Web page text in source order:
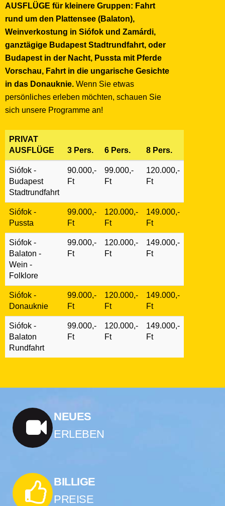
AUSFLÜGE für kleinere Gruppen: Fahrt
rund um den Plattensee (Balaton),
Weinverkostung in Siófok und Zamárdi,
ganztägige Budapest Stadtrundfahrt, oder
Budapest in der Nacht, Pussta mit Pferde
Vorschau, Fahrt in die ungarische Gesichte
in das Donauknie. Wenn Sie etwas
persönliches erleben möchten, schauen Sie
sich unsere Programme an!
PRIVAT
AUSFLÜGE
3 Pers. 6 Pers. 8 Pers.
Siófok -
Budapest
Stadtrundfahrt
90.000,-
Ft
99.000,-
Ft
120.000,-
Ft
Siófok -
Pussta
99.000,-
Ft
120.000,-
Ft
149.000,-
Ft
Siófok -
Balaton -
Wein -
Folklore
99.000,-
Ft
120.000,-
Ft
149.000,-
Ft
Siófok -
Donauknie
99.000,-
Ft
120.000,-
Ft
149.000,-
Ft
Siófok -
Balaton
Rundfahrt
99.000,-
Ft
120.000,-
Ft
149.000,-
Ft
NEUES
ERLEBEN
BILLIGE
PREISE